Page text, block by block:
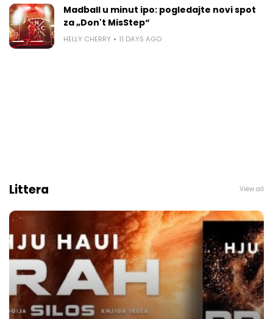
Madball u minut ipo: pogledajte novi spot
za „Don't MisStep“
HELLY CHERRY 11 DAYS AGO
Littera View all